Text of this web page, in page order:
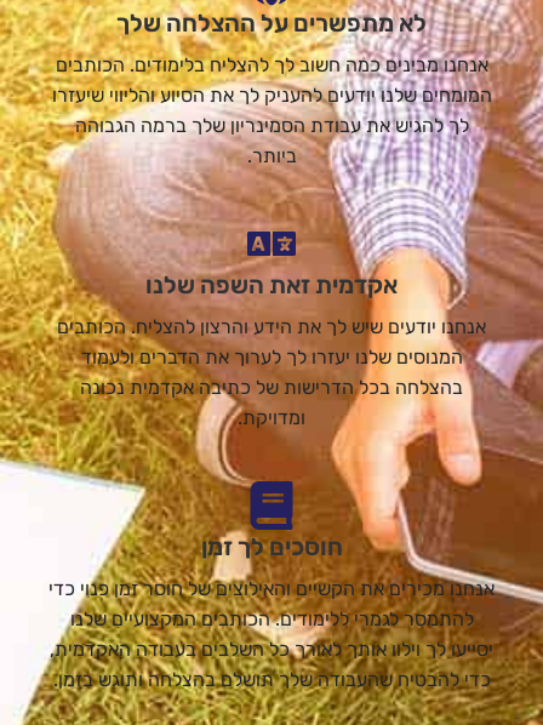
לא מתפשרים על ההצלחה שלך
אנחנו מבינים כמה חשוב לך להצליח בלימודים. הכותבים
המומחים שלנו יודעים להעניק לך את הסיוע והליווי שיעזרו
לך להגיש את עבודת הסמינריון שלך ברמה הגבוהה
ביותר.
אקדמית זאת השפה שלנו
אנחנו יודעים שיש לך את הידע והרצון להצליח. הכותבים
המנוסים שלנו יעזרו לך לערוך את הדברים ולעמוד
בהצלחה בכל הדרישות של כתיבה אקדמית נכונה
ומדויקת.
חוסכים לך זמן
אנחנו מכירים את הקשיים והאילוצים של חוסר זמן פנוי כדי
להתמסר לגמרי ללימודים. הכותבים המקצועיים שלנו
יסייעו לך וילוו אותך לאורך כל השלבים בעבודה האקדמית,
כדי להבטיח שהעבודה שלך תושלם בהצלחה ותוגש בזמן.